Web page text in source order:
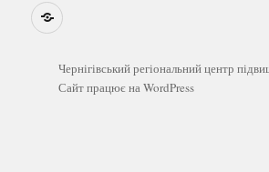
Які
безоплатні
можна
пройти
у
Чернігівський регіональний центр
Сайт працює на WordPress